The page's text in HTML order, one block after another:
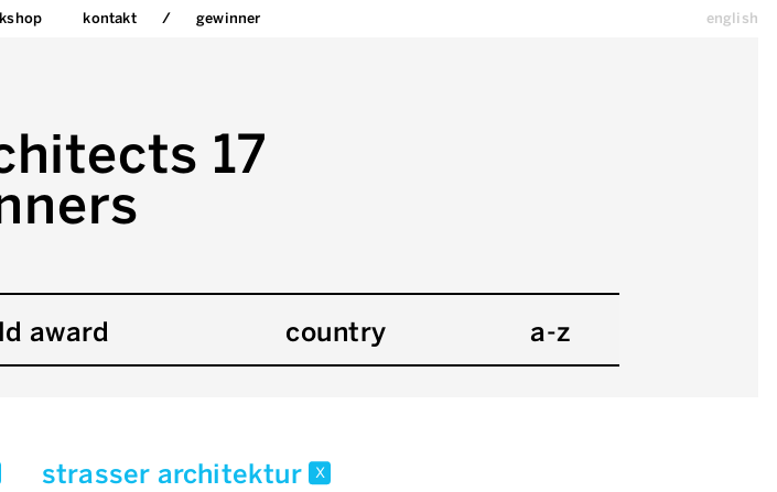
kontakt gewinner english
17
award country a-z
strasser architektur x